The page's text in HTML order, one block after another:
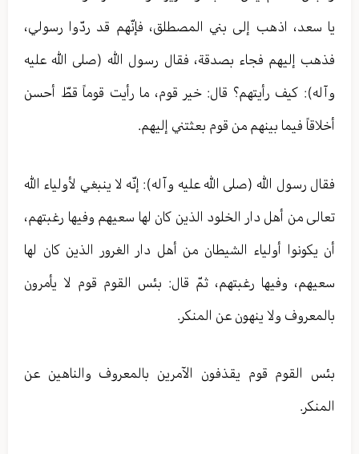
يا سعد، اذهب إلى بني المصطلق، فإنّهم قد ردّوا رسولي،
فذهب إليهم فجاء بصدقة، فقال رسول الله (صلى الله عليه
وآله): كيف رأيتهم؟ قال: خير قوم، ما رأيت قوماً قطّ أحسن
أخلاقاً فيما بينهم من قوم بعثتني إليهم.
فقال رسول الله (صلى الله عليه وآله): إنّه لا ينبغي لأولياء الله
تعالی من أهل دار الخلود الذين كان لها سعيهم وفيها رغبتهم،
أن يكونوا أولياء الشيطان من أهل دار الغرور الذين كان لها
سعيهم، وفيها رغبتهم، ثمّ قال: بئس القوم قوم لا يأمرون
بالمعروف ولا ينهون عن المنكر.
بئس القوم قوم يقذفون الآمرين بالمعروف والناهين عن
المنكر.